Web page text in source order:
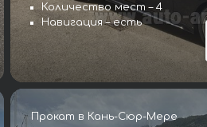
Количество мест – 4
Навигация – есть
Прокат в Кань-Сюр-Мере